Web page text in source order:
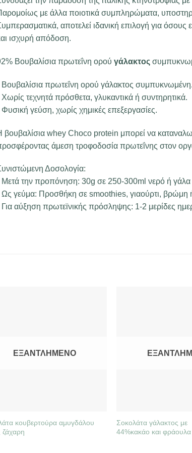
με άλλα ποιοτικά συμπληρώματα,
αποτελεί ιδανική επιλογή για
ισχυρή απόδοση.
Βουβαλίσια πρωτεΐνη ορού γάλακτος
Βουβαλίσια πρωτεΐνη ορού γάλακτος συμπυκνωμένη.
Χωρίς τεχνητά πρόσθετα, γλυκαντικά ή συντηρητικά.
Φυσική γεύση, χωρίς χημικές επεξεργασίες.
βουβαλίσια whey Choco protein μπορεί να
άμεση τροφοδοσία πρωτεΐνης στον
Δοσολογία:
Μετά την προπόνηση: 30g σε 250-300ml νερό ή γάλα
Ως γεύμα: Προσθήκη σε smoothies, γιαούρτι, βρώμη
Για αύξηση πρωτεϊνικής πρόσληψης: 1-2 μερίδες
ΕΞΑΝΤΛΗΜΈΝΟ
κουβερτούρα αμυγδάλου
ζάχαρη
Σοκολάτα γάλακτος με
44%κακάο και φράουλα